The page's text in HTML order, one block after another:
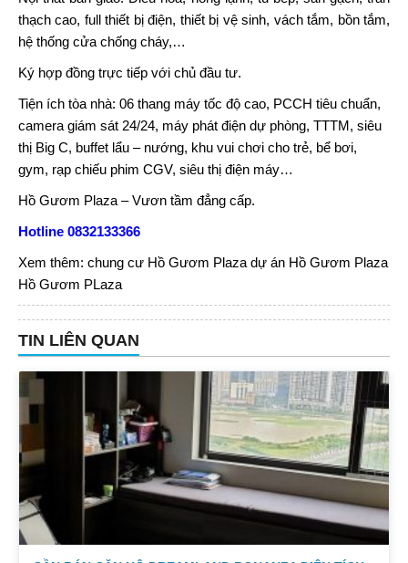
thạch cao, full thiết bị điện, thiết bị vệ sinh, vách tắm, bồn tắm,
hệ thống cửa chống cháy,…
Ký hợp đồng trực tiếp với chủ đầu tư.
Tiện ích tòa nhà: 06 thang máy tốc độ cao, PCCH tiêu chuẩn,
camera giám sát 24/24, máy phát điện dự phòng, TTTM, siêu
thị Big C, buffet lẩu – nướng, khu vui chơi cho trẻ, bể bơi,
gym, rạp chiếu phim CGV, siêu thị điện máy…
Hồ Gươm Plaza – Vươn tầm đẳng cấp.
Hotline 0832133366
Xem thêm: chung cư Hồ Gươm Plaza dự án Hồ Gươm Plaza
Hồ Gươm PLaza
TIN LIÊN QUAN